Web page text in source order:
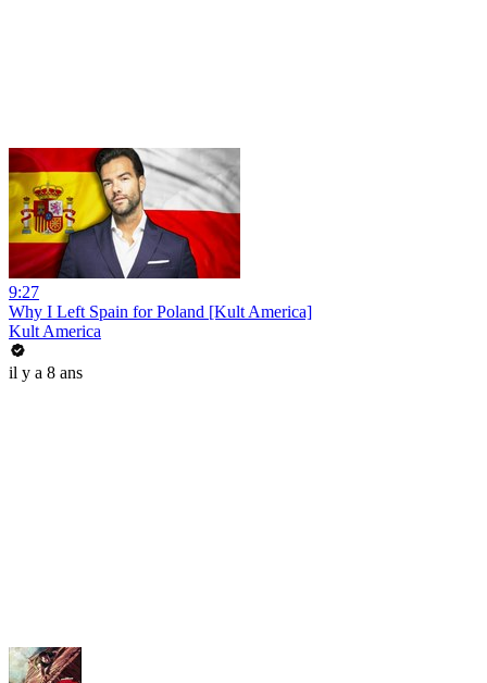
9:27
Why I Left Spain for Poland [Kult America]
Kult America
il y a 8 ans